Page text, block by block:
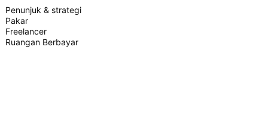
Penunjuk & strategi
Pakar
Freelancer
Ruangan Berbayar